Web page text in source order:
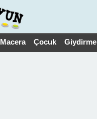
Macera Çocuk Giydirme